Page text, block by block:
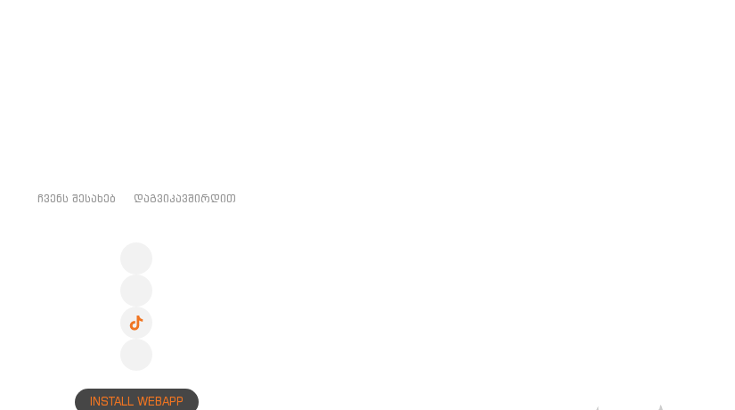
ᲩᲕᲔᲜᲡ ᲨᲔᲡᲐᲮᲔᲑ ᲓᲐᲒᲕᲘᲙᲐᲕᲨᲘᲠᲓᲘᲗ
INSTALL WEBAPP